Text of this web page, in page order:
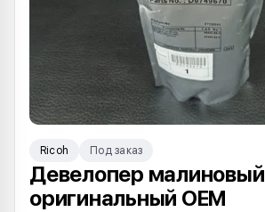
Ricoh Под заказ
Девелопер малиновый
оригинальный OEM